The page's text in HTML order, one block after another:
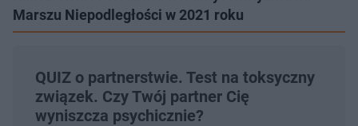
Marszu Niepodległości w 2021 roku
QUIZ o partnerstwie. Test na toksyczny
związek. Czy Twój partner Cię
wyniszcza psychicznie?